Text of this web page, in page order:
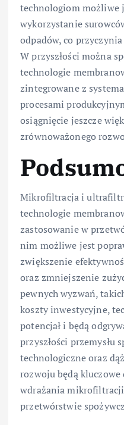
technologiom możliwe
wykorzystanie
odpadów, co
W przyszłości można
technologie
zintegrowane z
procesami
osiągnięcie jeszcze
zrównoważonego
Mikrofiltracja i
technologie
zastosowanie w
nim możliwe jest
zwiększenie
oraz zmniejszenie
pewnych wyzwań,
koszty inwestycyjne,
potencjał i będą
przyszłości przemysłu
technologiczne oraz
rozwoju będą
wdrażania
przetwórstwie